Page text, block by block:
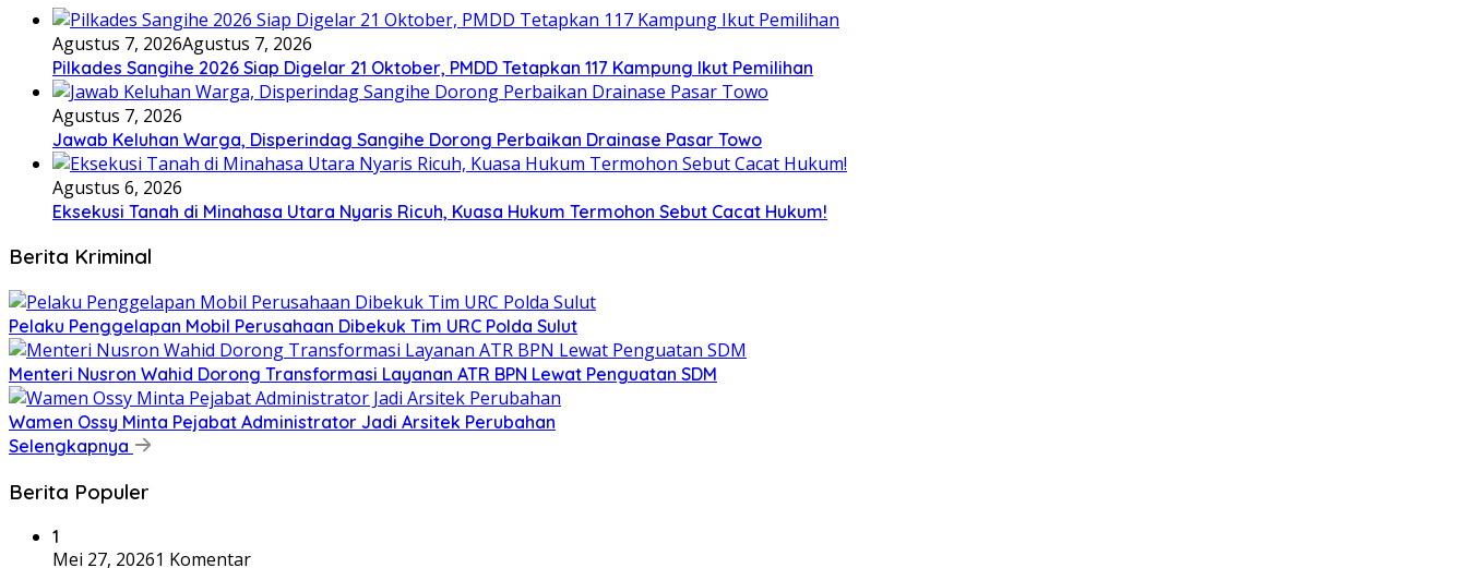
Agustus 7, 2026Agustus 7, 2026
Pilkades Sangihe 2026 Siap Digelar 21 Oktober, PMDD Tetapkan 117 Kampung Ikut Pemilihan
Agustus 7, 2026
Jawab Keluhan Warga, Disperindag Sangihe Dorong Perbaikan Drainase Pasar Towo
Agustus 6, 2026
Eksekusi Tanah di Minahasa Utara Nyaris Ricuh, Kuasa Hukum Termohon Sebut Cacat Hukum!
Berita Kriminal
​Pelaku Penggelapan Mobil Perusahaan Dibekuk Tim URC Polda Sulut
​Menteri Nusron Wahid Dorong Transformasi Layanan ATR BPN Lewat Penguatan SDM
Wamen Ossy Minta Pejabat Administrator Jadi Arsitek Perubahan
Selengkapnya
Berita Populer
1
Mei 27, 20261 Komentar